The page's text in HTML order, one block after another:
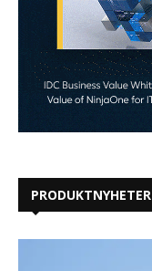
PRODUKTNYHETER